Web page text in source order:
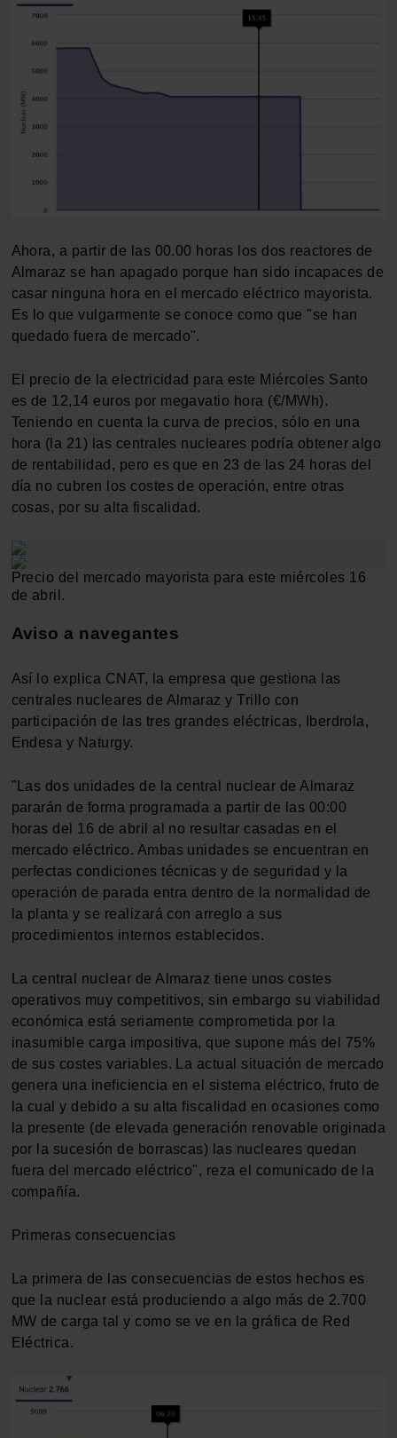
Ahora, a partir de las 00.00 horas los dos reactores de
Almaraz se han apagado porque han sido incapaces de
casar ninguna hora en el mercado eléctrico mayorista.
Es lo que vulgarmente se conoce como que "se han
quedado fuera de mercado".
El precio de la electricidad para este Miércoles Santo
es de 12,14 euros por megavatio hora (€/MWh).
Teniendo en cuenta la curva de precios, sólo en una
hora (la 21) las centrales nucleares podría obtener algo
de rentabilidad, pero es que en 23 de las 24 horas del
día no cubren los costes de operación, entre otras
cosas, por su alta fiscalidad.
Precio del mercado mayorista para este miércoles 16
de abril.
Aviso a navegantes
Así lo explica CNAT, la empresa que gestiona las
centrales nucleares de Almaraz y Trillo con
participación de las tres grandes eléctricas, Iberdrola,
Endesa y Naturgy.
"Las dos unidades de la central nuclear de Almaraz
pararán de forma programada a partir de las 00:00
horas del 16 de abril al no resultar casadas en el
mercado eléctrico. Ambas unidades se encuentran en
perfectas condiciones técnicas y de seguridad y la
operación de parada entra dentro de la normalidad de
la planta y se realizará con arreglo a sus
procedimientos internos establecidos.
La central nuclear de Almaraz tiene unos costes
operativos muy competitivos, sin embargo su viabilidad
económica está seriamente comprometida por la
inasumible carga impositiva, que supone más del 75%
de sus costes variables. La actual situación de mercado
genera una ineficiencia en el sistema eléctrico, fruto de
la cual y debido a su alta fiscalidad en ocasiones como
la presente (de elevada generación renovable originada
por la sucesión de borrascas) las nucleares quedan
fuera del mercado eléctrico", reza el comunicado de la
compañía.
Primeras consecuencias
La primera de las consecuencias de estos hechos es
que la nuclear está produciendo a algo más de 2.700
MW de carga tal y como se ve en la gráfica de Red
Eléctrica.